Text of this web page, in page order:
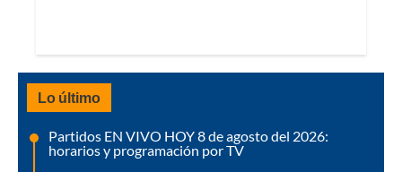
Lo último
Partidos EN VIVO HOY 8 de agosto del 2026:
horarios y programación por TV